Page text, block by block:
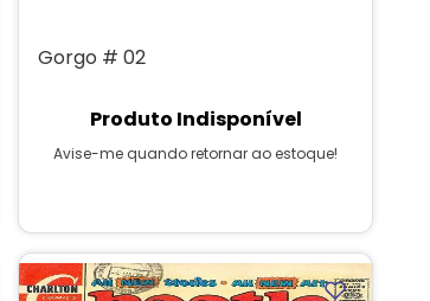
Gorgo # 02
Produto Indisponível
Avise-me quando retornar ao estoque!